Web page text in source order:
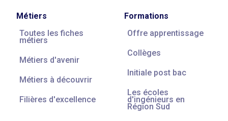
Métiers
Toutes les fiches
métiers
Métiers d'avenir
Métiers à découvrir
Filières d'excellence
Formations
Offre apprentissage
Collèges
Initiale post bac
Les écoles
d'ingénieurs en
Région Sud